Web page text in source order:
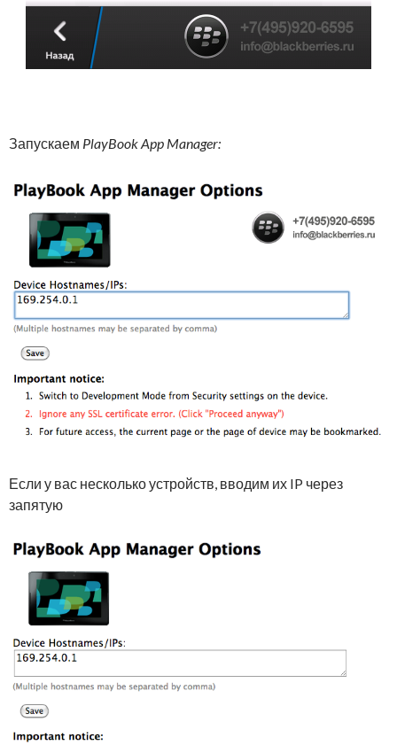
Запускаем PlayBook App Manager:
Если у вас несколько устройств, вводим их IP через
запятую